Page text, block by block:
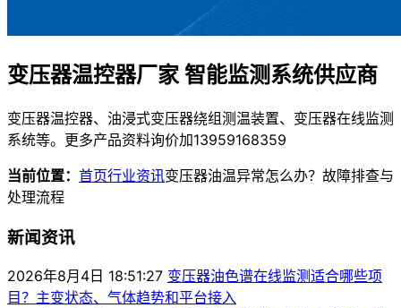
变压器温控器厂家 智能监测系统供应商
变压器温控器、油浸式变压器绕组测温装置、变压器在线监测
系统等。更多产品资料询价加13959168359
当前位置： 首页行业资讯变压器油温异常怎么办？故障排查与
处理流程
新闻资讯
2026年8月4日 18:51:27 变压器油色谱在线监测适合哪些项
目？主变状态、气体趋势和平台接入